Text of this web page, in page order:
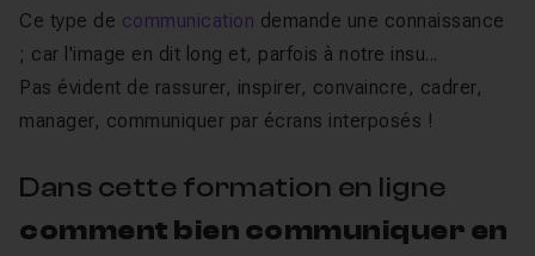
Ce type de communication demande une connaissance
; car l'image en dit long et, parfois à notre insu...
Pas évident de rassurer, inspirer, convaincre, cadrer,
manager, communiquer par écrans interposés !
Dans cette formation en ligne
comment bien communiquer en